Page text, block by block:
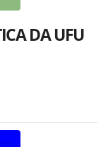
DA UFU